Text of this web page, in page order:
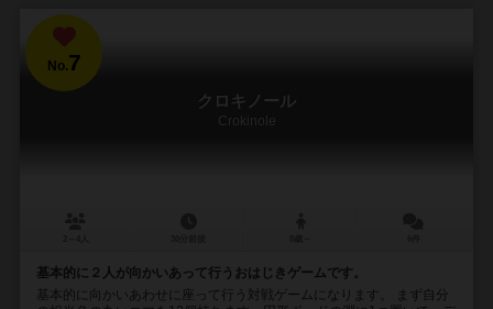
No.7
クロキノール
Crokinole
基本的に２人が向かいあって行うおはじきゲームです。
基本的に向かいあわせに座って行う対戦ゲームになります。 まず自分